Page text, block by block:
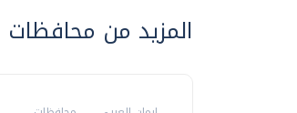
المزيد من محافظات